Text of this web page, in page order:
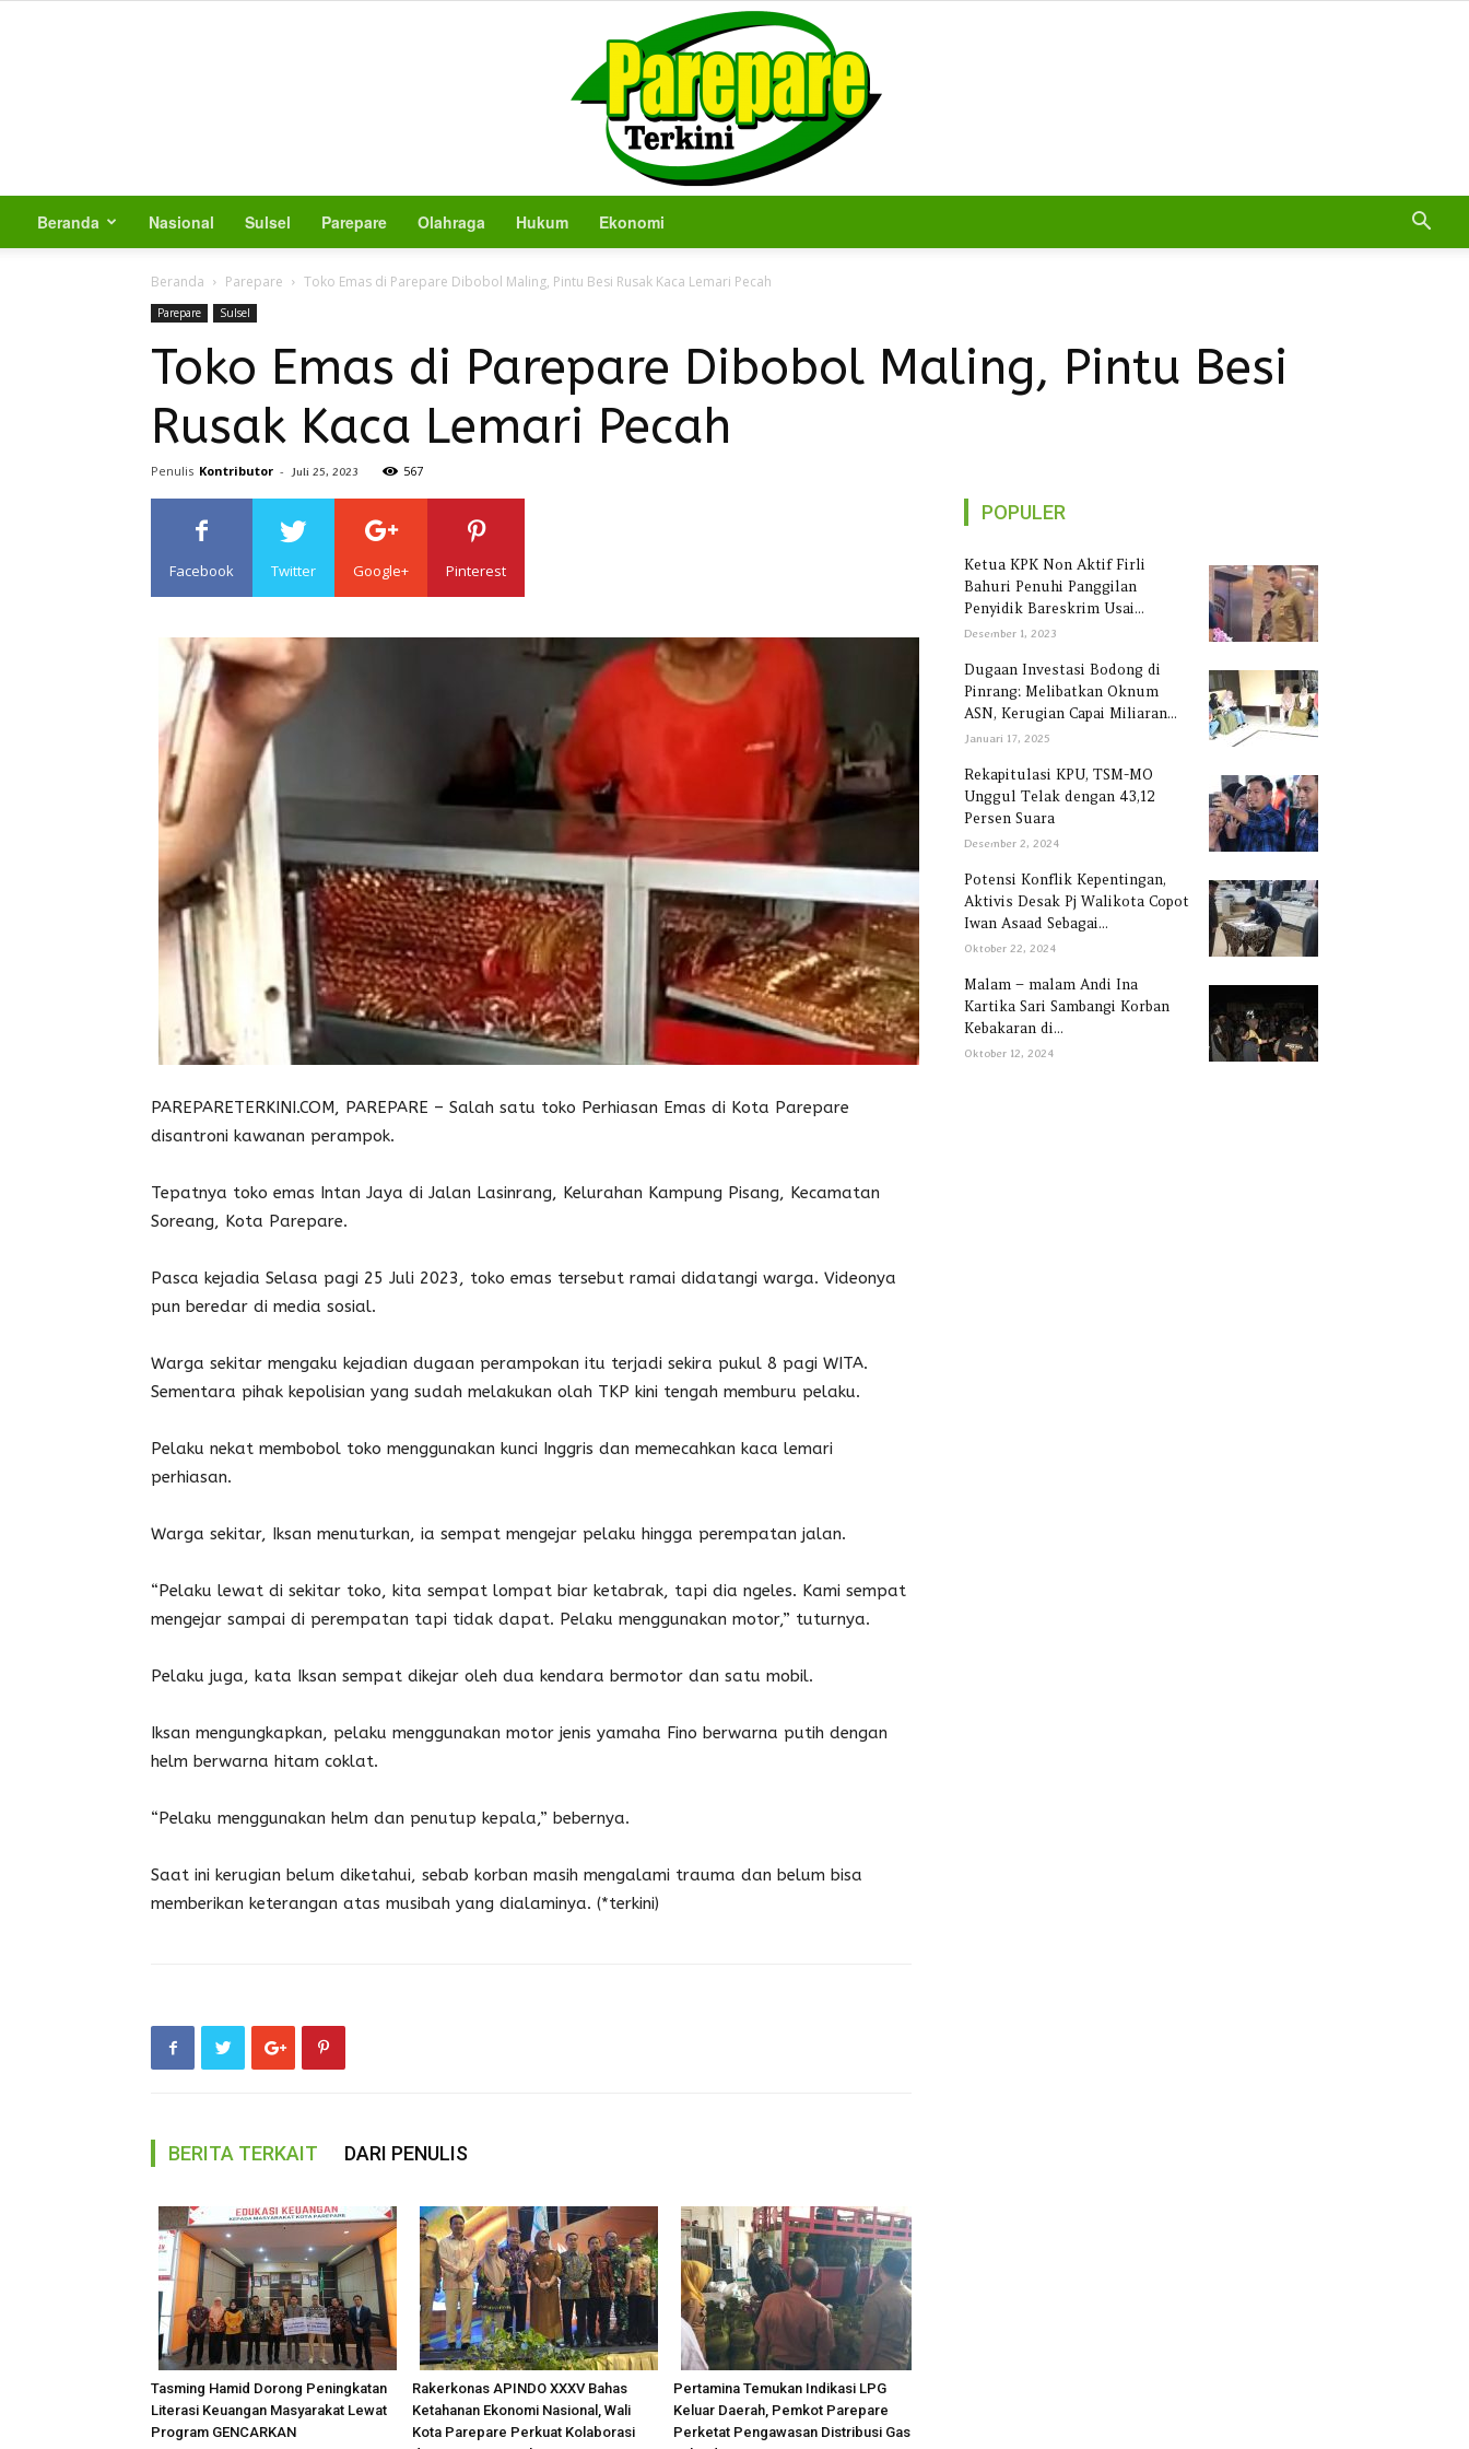
Sulawesi
Beranda Nasional Sulsel Parepare Olahraga Hukum Ekonomi
Beranda Parepare Toko Emas di Parepare Dibobol Maling, Pintu Besi Rusak Kaca Lemari Pecah
Parepare Sulsel
Toko Emas di Parepare Dibobol Maling, Pintu Besi
Rusak Kaca Lemari Pecah
Penulis Kontributor - Juli 25, 2023 567
Facebook Twitter Google+ Pinterest
PAREPARETERKINI.COM, PAREPARE – Salah satu toko Perhiasan Emas di Kota Parepare
disantroni kawanan perampok.
Tepatnya toko emas Intan Jaya di Jalan Lasinrang, Kelurahan Kampung Pisang, Kecamatan
Soreang, Kota Parepare.
Pasca kejadia Selasa pagi 25 Juli 2023, toko emas tersebut ramai didatangi warga. Videonya
pun beredar di media sosial.
Warga sekitar mengaku kejadian dugaan perampokan itu terjadi sekira pukul 8 pagi WITA.
Sementara pihak kepolisian yang sudah melakukan olah TKP kini tengah memburu pelaku.
Pelaku nekat membobol toko menggunakan kunci Inggris dan memecahkan kaca lemari
perhiasan.
Warga sekitar, Iksan menuturkan, ia sempat mengejar pelaku hingga perempatan jalan.
“Pelaku lewat di sekitar toko, kita sempat lompat biar ketabrak, tapi dia ngeles. Kami sempat
mengejar sampai di perempatan tapi tidak dapat. Pelaku menggunakan motor,” tuturnya.
Pelaku juga, kata Iksan sempat dikejar oleh dua kendara bermotor dan satu mobil.
Iksan mengungkapkan, pelaku menggunakan motor jenis yamaha Fino berwarna putih dengan
helm berwarna hitam coklat.
“Pelaku menggunakan helm dan penutup kepala,” bebernya.
Saat ini kerugian belum diketahui, sebab korban masih mengalami trauma dan belum bisa
memberikan keterangan atas musibah yang dialaminya. (*terkini)
BERITA TERKAIT DARI PENULIS
Tasming Hamid Dorong Peningkatan
Literasi Keuangan Masyarakat Lewat
Program GENCARKAN
Rakerkonas APINDO XXXV Bahas
Ketahanan Ekonomi Nasional, Wali
Kota Parepare Perkuat Kolaborasi
Pertamina Temukan Indikasi LPG
Keluar Daerah, Pemkot Parepare
Perketat Pengawasan Distribusi Gas
POPULER
Ketua KPK Non Aktif Firli
Bahuri Penuhi Panggilan
Penyidik Bareskrim Usai...
Desember 1, 2023
Dugaan Investasi Bodong di
Pinrang: Melibatkan Oknum
ASN, Kerugian Capai Miliaran...
Januari 17, 2025
Rekapitulasi KPU, TSM-MO
Unggul Telak dengan 43,12
Persen Suara
Desember 2, 2024
Potensi Konflik Kepentingan,
Aktivis Desak Pj Walikota Copot
Iwan Asaad Sebagai...
Oktober 22, 2024
Malam – malam Andi Ina
Kartika Sari Sambangi Korban
Kebakaran di...
Oktober 12, 2024